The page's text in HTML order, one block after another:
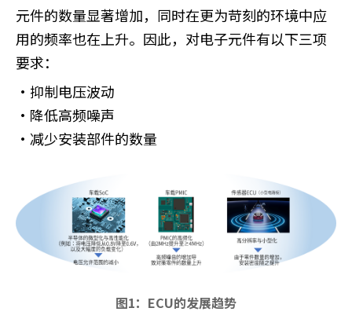
元件的数量显著增加，同时在更为苛刻的环境中应
用的频率也在上升。因此，对电子元件有以下三项
要求：
・抑制电压波动
・降低高频噪声
・减少安装部件的数量
图1：ECU的发展趋势